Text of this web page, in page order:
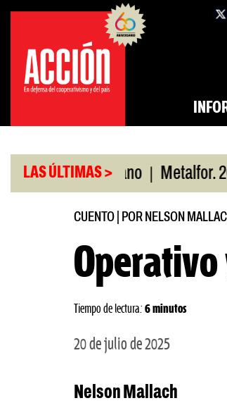
Saltar
contenido
LAS ÚLTIMAS >
San Cayetano | Metalfor. 200
CUENTO| POR NELSON
Tiempo de lectura: 6 minutos
20 de julio de 2025
Nelson Mallach